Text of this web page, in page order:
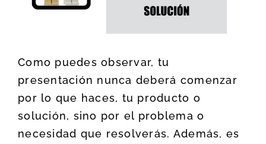
Como puedes observar, tu
presentación nunca deberá comenzar
por lo que haces, tu producto o
solución, sino por el problema o
necesidad que resolverás. Además, es